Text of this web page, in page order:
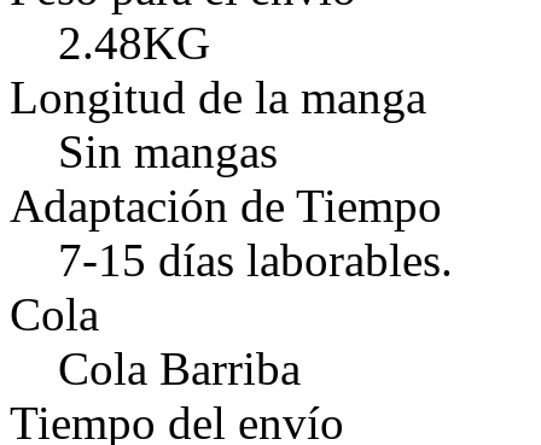
2.48KG
Longitud de la manga
Sin mangas
Adaptación de Tiempo
7-15 días laborables.
Cola
Cola Barriba
Tiempo del envío